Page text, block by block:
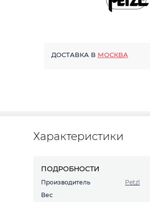
ДОСТАВКА В МОСКВА
Характеристики
ПОДРОБНОСТИ
Производитель
Petzl
Вес